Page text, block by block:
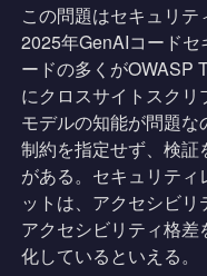
この問題はセキュリ
2025年GenAIコード
ードの多くがOWASP
にクロスサイトスクリ
モデルの知能が問題
制約を指定せず、検
がある。セキュリテ
ットは、アクセシビ
アクセシビリティ格
化しているといえる。